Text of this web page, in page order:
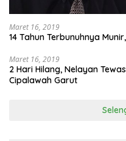
Maret 16, 2019
14 Tahun Terbunuhnya
Maret 16, 2019
2 Hari Hilang, Nelayan
Cipalawah Garut